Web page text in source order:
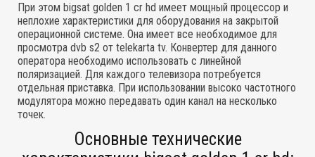
При этом bigsat golden 1 cr hd имеет мощный процессор и
неплохие характеристики для оборудования на закрытой
операционной системе. Она имеет все необходимое для
просмотра dvb s2 от telekarta tv. Конвертер для данного
оператора необходимо использовать с линейной
поляризацией. Для каждого телевизора потребуется
отдельная приставка. При использовании высоко частотного
модулятора можно передавать один канал на несколько
точек.
Основные технические